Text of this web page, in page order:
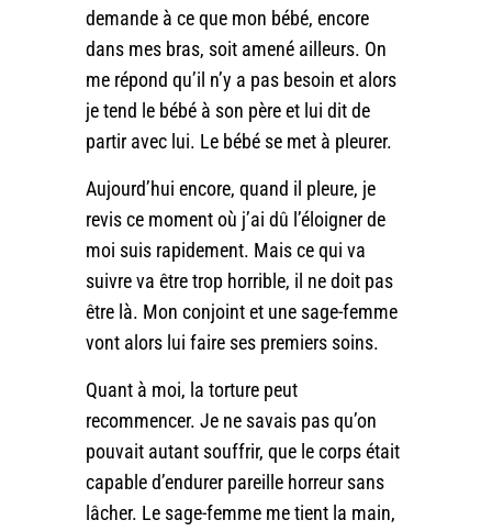
demande à ce que mon bébé, encore
dans mes bras, soit amené ailleurs. On
me répond qu’il n’y a pas besoin et alors
je tend le bébé à son père et lui dit de
partir avec lui. Le bébé se met à pleurer.
Aujourd’hui encore, quand il pleure, je
revis ce moment où j’ai dû l’éloigner de
moi suis rapidement. Mais ce qui va
suivre va être trop horrible, il ne doit pas
être là. Mon conjoint et une sage-femme
vont alors lui faire ses premiers soins.
Quant à moi, la torture peut
recommencer. Je ne savais pas qu’on
pouvait autant souffrir, que le corps était
capable d’endurer pareille horreur sans
lâcher. Le sage-femme me tient la main,